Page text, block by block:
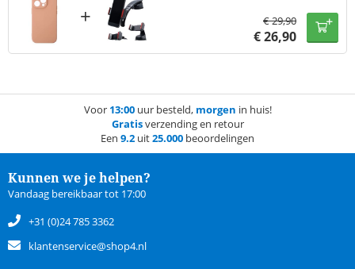
+ €29,90
€26,90
Voor 13:00uur besteld, morgen in huis!
Gratisverzending en retour
Een 9.2 uit25.000 beoordelingen
Kunnen we je helpen?
Vandaag bereikbaar tot 17:00
+31 (0)24 785 3362
klantenservice@shop4.nl